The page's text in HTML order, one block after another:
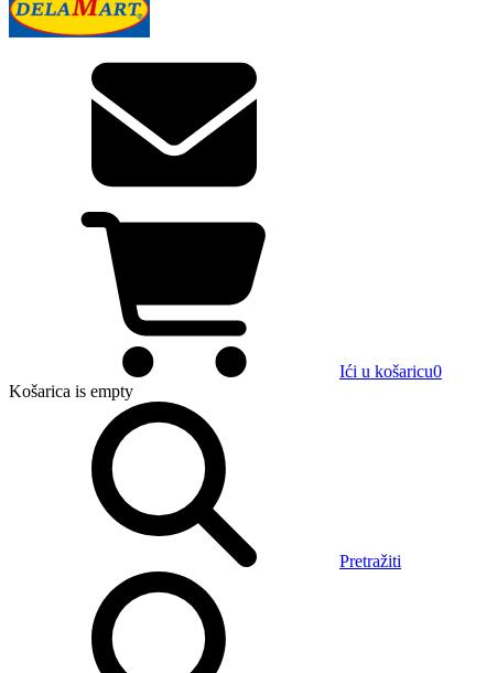
Ići u košaricu0
Košarica is empty
Pretražiti